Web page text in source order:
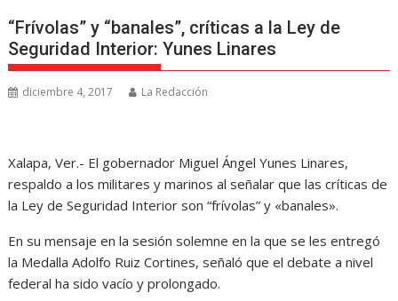
“Frívolas” y “banales”, críticas a la Ley de
Seguridad Interior: Yunes Linares
diciembre 4, 2017 La Redacción
Xalapa, Ver.- El gobernador Miguel Ángel Yunes Linares,
respaldo a los militares y marinos al señalar que las críticas de
la Ley de Seguridad Interior son “frívolas” y «banales».
En su mensaje en la sesión solemne en la que se les entregó
la Medalla Adolfo Ruiz Cortines, señaló que el debate a nivel
federal ha sido vacío y prolongado.